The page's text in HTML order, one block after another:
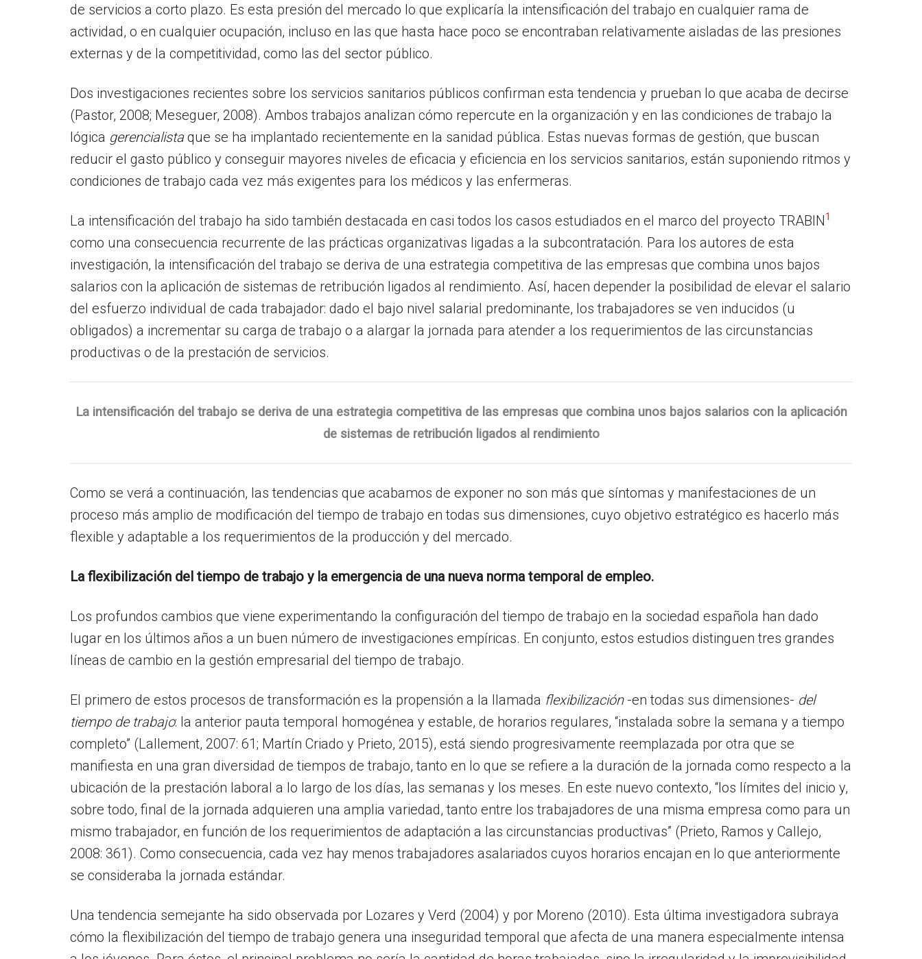
de servicios a corto plazo. Es esta presión del mercado lo que explicaría la intensificación del trabajo en cualquier rama de
actividad, o en cualquier ocupación, incluso en las que hasta hace poco se encontraban relativamente aisladas de las presiones
externas y de la competitividad, como las del sector público.
Dos investigaciones recientes sobre los servicios sanitarios públicos confirman esta tendencia y prueban lo que acaba de decirse
(Pastor, 2008; Meseguer, 2008). Ambos trabajos analizan cómo repercute en la organización y en las condiciones de trabajo la
lógica gerencialista que se ha implantado recientemente en la sanidad pública. Estas nuevas formas de gestión, que buscan
reducir el gasto público y conseguir mayores niveles de eficacia y eficiencia en los servicios sanitarios, están suponiendo ritmos y
condiciones de trabajo cada vez más exigentes para los médicos y las enfermeras.
La intensificación del trabajo ha sido también destacada en casi todos los casos estudiados en el marco del proyecto TRABIN1
como una consecuencia recurrente de las prácticas organizativas ligadas a la subcontratación. Para los autores de esta
investigación, la intensificación del trabajo se deriva de una estrategia competitiva de las empresas que combina unos bajos
salarios con la aplicación de sistemas de retribución ligados al rendimiento. Así, hacen depender la posibilidad de elevar el salario
del esfuerzo individual de cada trabajador: dado el bajo nivel salarial predominante, los trabajadores se ven inducidos (u
obligados) a incrementar su carga de trabajo o a alargar la jornada para atender a los requerimientos de las circunstancias
productivas o de la prestación de servicios.
La intensificación del trabajo se deriva de una estrategia competitiva de las empresas que combina unos bajos salarios con la aplicación
de sistemas de retribución ligados al rendimiento
Como se verá a continuación, las tendencias que acabamos de exponer no son más que síntomas y manifestaciones de un
proceso más amplio de modificación del tiempo de trabajo en todas sus dimensiones, cuyo objetivo estratégico es hacerlo más
flexible y adaptable a los requerimientos de la producción y del mercado.
La flexibilización del tiempo de trabajo y la emergencia de una nueva norma temporal de empleo.
Los profundos cambios que viene experimentando la configuración del tiempo de trabajo en la sociedad española han dado
lugar en los últimos años a un buen número de investigaciones empíricas. En conjunto, estos estudios distinguen tres grandes
líneas de cambio en la gestión empresarial del tiempo de trabajo.
El primero de estos procesos de transformación es la propensión a la llamada flexibilización-en todas sus dimensiones- del
tiempo de trabajo: la anterior pauta temporal homogénea y estable, de horarios regulares, “instalada sobre la semana y a tiempo
completo” (Lallement, 2007: 61; Martín Criado y Prieto, 2015), está siendo progresivamente reemplazada por otra que se
manifiesta en una gran diversidad de tiempos de trabajo, tanto en lo que se refiere a la duración de la jornada como respecto a la
ubicación de la prestación laboral a lo largo de los días, las semanas y los meses. En este nuevo contexto, “los límites del inicio y,
sobre todo, final de la jornada adquieren una amplia variedad, tanto entre los trabajadores de una misma empresa como para un
mismo trabajador, en función de los requerimientos de adaptación a las circunstancias productivas” (Prieto, Ramos y Callejo,
2008: 361). Como consecuencia, cada vez hay menos trabajadores asalariados cuyos horarios encajan en lo que anteriormente
se consideraba la jornada estándar.
Una tendencia semejante ha sido observada por Lozares y Verd (2004) y por Moreno (2010). Esta última investigadora subraya
cómo la flexibilización del tiempo de trabajo genera una inseguridad temporal que afecta de una manera especialmente intensa